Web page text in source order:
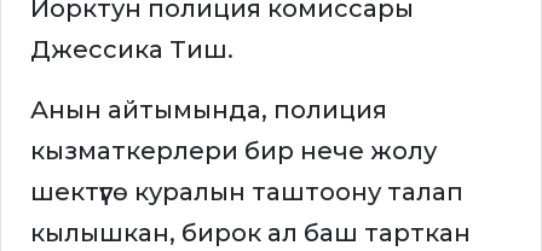
Йорктун полиция комиссары
Джессика Тиш.
Анын айтымында, полиция
кызматкерлери бир нече жолу
шектүүгө куралын таштоону талап
кылышкан, бирок ал баш тарткан